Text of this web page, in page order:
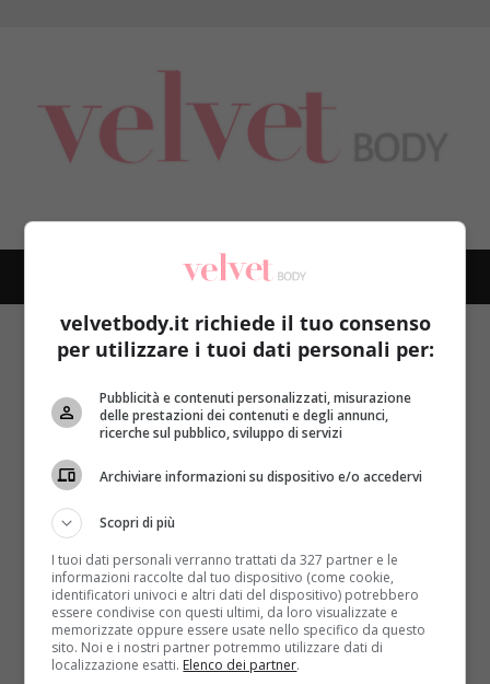
MENU
Home fluiball
fluiball
Fitness
velvetbody.it richiede il tuo consenso
per utilizzare i tuoi dati personali per:
Pubblicità e contenuti personalizzati, misurazione
delle prestazioni dei contenuti e degli annunci,
ricerche sul pubblico, sviluppo di servizi
Archiviare informazioni su dispositivo e/o accedervi
Scopri di più
I tuoi dati personali verranno trattati da 327 partner e le
informazioni raccolte dal tuo dispositivo (come cookie,
identificatori univoci e altri dati del dispositivo) potrebbero
essere condivise con questi ultimi, da loro visualizzate e
memorizzate oppure essere usate nello specifico da questo
sito. Noi e i nostri partner potremmo utilizzare dati di
localizzazione esatti. Elenco dei partner.